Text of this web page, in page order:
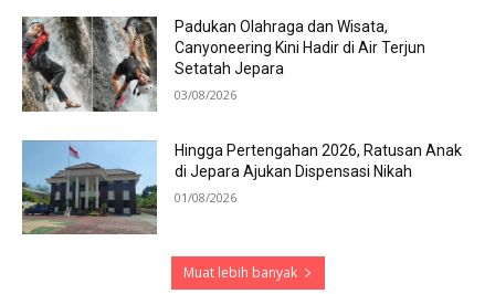
Padukan Olahraga dan Wisata,
Canyoneering Kini Hadir di Air Terjun
Setatah Jepara
03/08/2026
Hingga Pertengahan 2026, Ratusan Anak
di Jepara Ajukan Dispensasi Nikah
01/08/2026
Muat lebih banyak